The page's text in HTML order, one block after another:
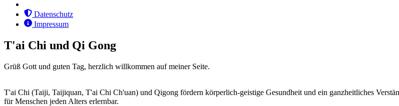
Datenschutz
Impressum
T'ai Chi und Qi Gong
Grüß Gott und guten Tag, herzlich willkommen auf meiner Seite.
T'ai Chi (Taiji, Taijiquan, T'ai Chi Ch'uan) und Qigong fördern körperlich-geistige Gesundheit und ein ganzheitliches
für Menschen jeden Alters erlernbar.